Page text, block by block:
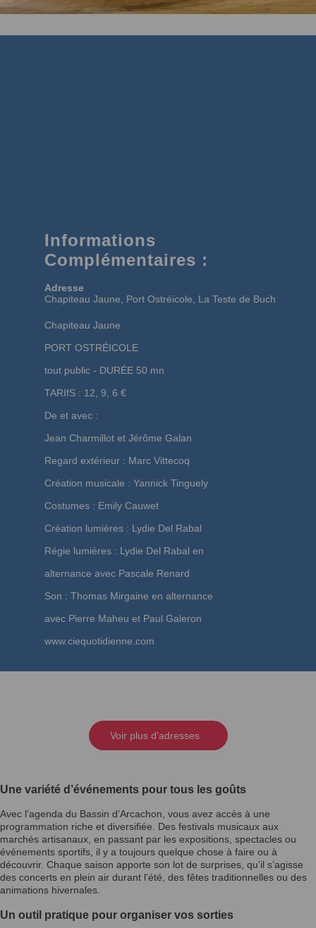
Informations
Complémentaires :
Adresse
Chapiteau Jaune, Port Ostréicole, La Teste de Buch
Chapiteau Jaune
PORT OSTRÉICOLE
tout public - DURÉE 50 mn
TARIfS : 12, 9, 6 €
De et avec :
Jean Charmillot et Jérôme Galan
Regard extérieur : Marc Vittecoq
Création musicale : Yannick Tinguely
Costumes : Emily Cauwet
Création lumières : Lydie Del Rabal
Régie lumières : Lydie Del Rabal en
alternance avec Pascale Renard
Son : Thomas Mirgaine en alternance
avec Pierre Maheu et Paul Galeron
www.ciequotidienne.com
Voir plus d'adresses
Une variété d’événements pour tous les goûts
Avec l’agenda du Bassin d’Arcachon, vous avez accès à une
programmation riche et diversifiée. Des festivals musicaux aux
marchés artisanaux, en passant par les expositions, spectacles ou
événements sportifs, il y a toujours quelque chose à faire ou à
découvrir. Chaque saison apporte son lot de surprises, qu’il s’agisse
des concerts en plein air durant l’été, des fêtes traditionnelles ou des
animations hivernales.
Un outil pratique pour organiser vos sorties